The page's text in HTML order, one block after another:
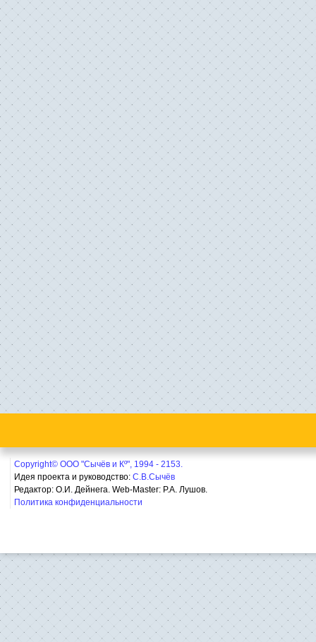
Copyright© ООО "Сычёв и Кº", 1994 - 2153.
Идея проекта и руководство: С.В.Сычёв
Редактор: О.И. Дейнега. Web-Master: Р.А. Лушов.
Политика конфиденциальности